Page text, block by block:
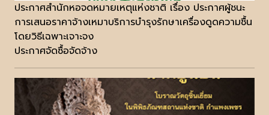
ประกาศสำนักหอจดหมายเหตุแห่งชาติ เรื่อง ประกาศผู้ชนะ
การเสนอราคาจ้างเหมาบริการบำรุงรักษาเครื่องดูดความชื้น
โดยวิธีเฉพาะเจาะจง
ประกาศจัดซื้อจัดจ้าง